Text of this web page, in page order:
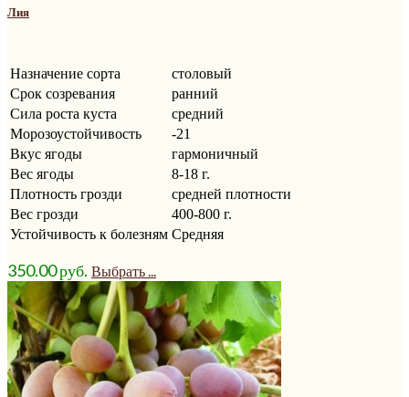
Лия
Назначение сорта
столовый
Срок созревания
ранний
Сила роста куста
средний
Морозоустойчивость
-21
Вкус ягоды
гармоничный
Вес ягоды
8-18 г.
Плотность грозди
средней плотности
Вес грозди
400-800 г.
Устойчивость к болезням Средняя
350.00руб. Выбрать ...